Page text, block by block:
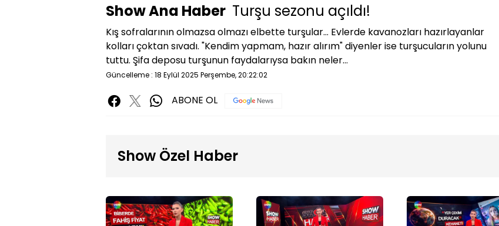
Show Ana Haber Turşu sezonu açıldı!
Kış sofralarının olmazsa olmazı elbette turşular... Evlerde kavanozları hazırlayanlar
kolları çoktan sıvadı. "Kendim yapmam, hazır alırım" diyenler ise turşucuların yolunu
tuttu. Şifa deposu turşunun faydalarıysa bakın neler...
Güncelleme : 18 Eylül 2025 Perşembe, 20:22:02
ABONE OL
Show Özel Haber